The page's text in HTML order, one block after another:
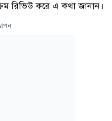
রিভিউ করে এ কথা জানান।